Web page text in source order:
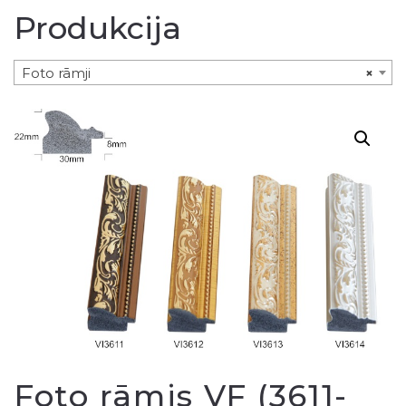
Produkcija
×
Foto rāmji
Foto rāmis VF (3611-